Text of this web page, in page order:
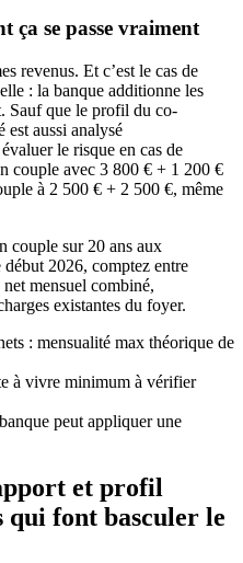
ça se passe vraiment
revenus. Et c’est le cas de
: la banque additionne les
Sauf que le profil du co-
est aussi analysé
le risque en cas de
couple avec 3 800 € + 1 200 €
à 2 500 € + 2 500 €, même
couple sur 20 ans aux
début 2026, comptez entre
mensuel combiné,
existantes du foyer.
: mensualité max théorique de
à vivre minimum à vérifier
peut appliquer une
et profil
font basculer le